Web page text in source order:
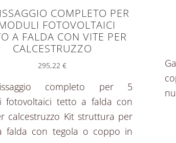
COMPLETO PER
FOTOVOLTAICI
A FALDA CON VITE PER
CALCESTRUZZO
295,22€
completo per 5
fotovoltaici tetto a falda con
calcestruzzo Kit struttura per
falda con tegola o coppo in